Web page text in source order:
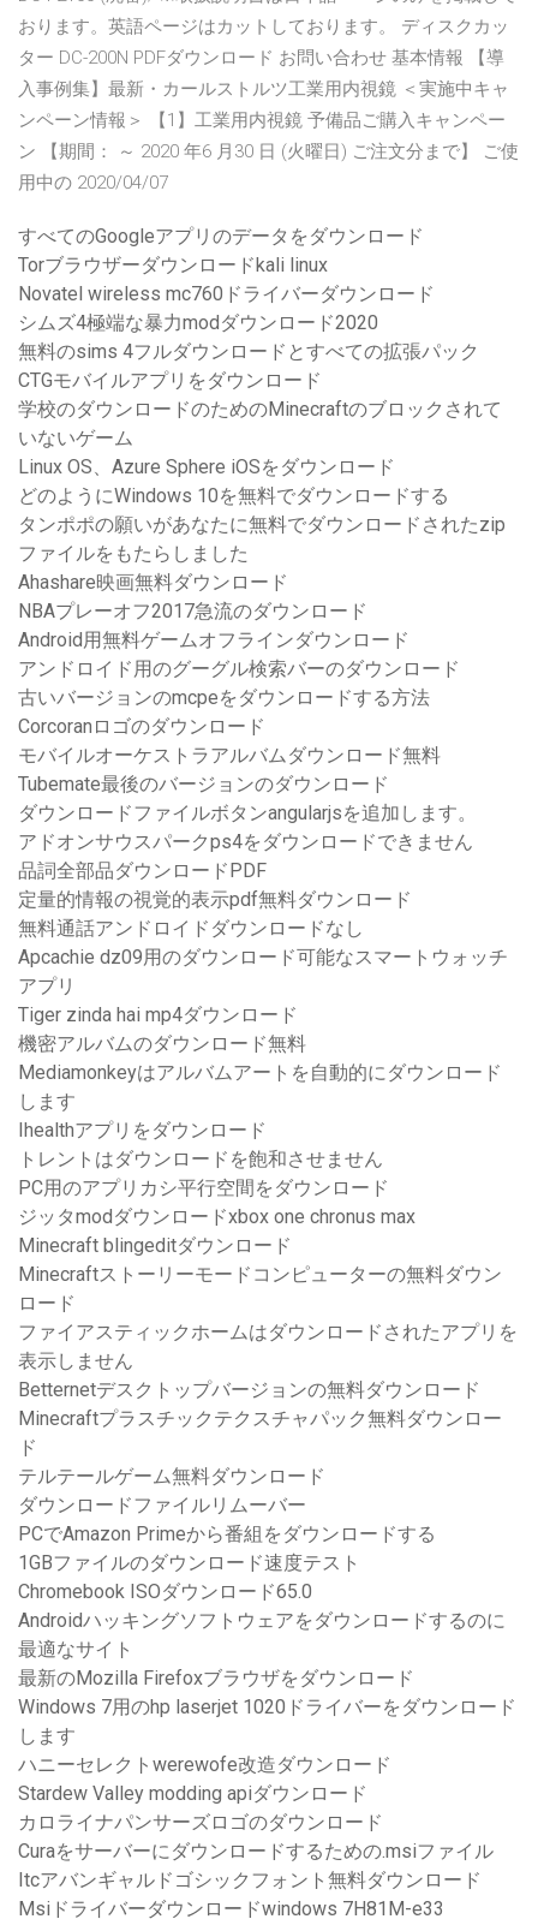
おります。英語ページはカットしております。 ディスクカッ
ター DC-200N PDFダウンロード お問い合わせ 基本情報 【導
入事例集】最新・カールストルツ工業用内視鏡 ＜実施中キャ
ンペーン情報＞ 【1】工業用内視鏡 予備品ご購入キャンペー
ン 【期間： ～ 2020 年6 月30 日 (火曜日) ご注文分まで】 ご使
用中の 2020/04/07
すべてのGoogleアプリのデータをダウンロード
Torブラウザーダウンロードkali linux
Novatel wireless mc760ドライバーダウンロード
シムズ4極端な暴力modダウンロード2020
無料のsims 4フルダウンロードとすべての拡張パック
CTGモバイルアプリをダウンロード
学校のダウンロードのためのMinecraftのブロックされて
いないゲーム
Linux OS、Azure Sphere iOSをダウンロード
どのようにWindows 10を無料でダウンロードする
タンポポの願いがあなたに無料でダウンロードされたzip
ファイルをもたらしました
Ahashare映画無料ダウンロード
NBAプレーオフ2017急流のダウンロード
Android用無料ゲームオフラインダウンロード
アンドロイド用のグーグル検索バーのダウンロード
古いバージョンのmcpeをダウンロードする方法
Corcoranロゴのダウンロード
モバイルオーケストラアルバムダウンロード無料
Tubemate最後のバージョンのダウンロード
ダウンロードファイルボタンangularjsを追加します。
アドオンサウスパークps4をダウンロードできません
品詞全部品ダウンロードPDF
定量的情報の視覚的表示pdf無料ダウンロード
無料通話アンドロイドダウンロードなし
Apcachie dz09用のダウンロード可能なスマートウォッチ
アプリ
Tiger zinda hai mp4ダウンロード
機密アルバムのダウンロード無料
Mediamonkeyはアルバムアートを自動的にダウンロード
します
Ihealthアプリをダウンロード
トレントはダウンロードを飽和させません
PC用のアプリカシ平行空間をダウンロード
ジッタmodダウンロードxbox one chronus max
Minecraft blingeditダウンロード
Minecraftストーリーモードコンピューターの無料ダウン
ロード
ファイアスティックホームはダウンロードされたアプリを
表示しません
Betternetデスクトップバージョンの無料ダウンロード
Minecraftプラスチックテクスチャパック無料ダウンロー
ド
テルテールゲーム無料ダウンロード
ダウンロードファイルリムーバー
PCでAmazon Primeから番組をダウンロードする
1GBファイルのダウンロード速度テスト
Chromebook ISOダウンロード65.0
Androidハッキングソフトウェアをダウンロードするのに
最適なサイト
最新のMozilla Firefoxブラウザをダウンロード
Windows 7用のhp laserjet 1020ドライバーをダウンロード
します
ハニーセレクトwerewofe改造ダウンロード
Stardew Valley modding apiダウンロード
カロライナパンサーズロゴのダウンロード
Curaをサーバーにダウンロードするための.msiファイル
Itcアバンギャルドゴシックフォント無料ダウンロード
Msiドライバーダウンロードwindows 7H81M-e33